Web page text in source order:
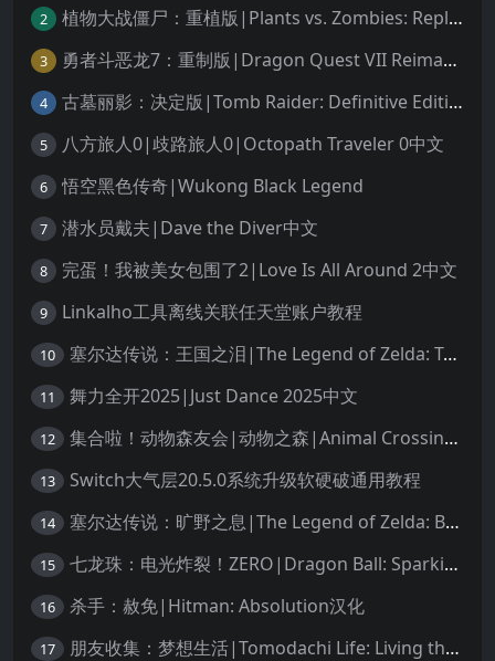
2 植物大战僵尸：重植版|Plants vs. Zombies: Replanted中文
3 勇者斗恶龙7：重制版|Dragon Quest VII Reimagined中文
4 古墓丽影：决定版|Tomb Raider: Definitive Edition中文
5 八方旅人0|歧路旅人0|Octopath Traveler 0中文
6 悟空黑色传奇|Wukong Black Legend
7 潜水员戴夫|Dave the Diver中文
8 完蛋！我被美女包围了2|Love Is All Around 2中文
9 Linkalho工具离线关联任天堂账户教程
10 塞尔达传说：王国之泪|The Legend of Zelda: Tears of the Kingdom中文
11 舞力全开2025|Just Dance 2025中文
12 集合啦！动物森友会|动物之森|Animal Crossing: New Horizons中文
13 Switch大气层20.5.0系统升级软硬破通用教程
14 塞尔达传说：旷野之息|The Legend of Zelda: Breath of the Wild中文
15 七龙珠：电光炸裂！ZERO|Dragon Ball: Sparking! Zero中文
16 杀手：赦免|Hitman: Absolution汉化
17 朋友收集：梦想生活|Tomodachi Life: Living the Dream中文